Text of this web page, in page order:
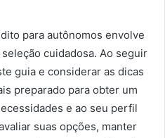
para autônomos envolve
cuidadosa. Ao seguir
guia e considerar as dicas
preparado para obter um
e ao seu perfil
suas opções, manter